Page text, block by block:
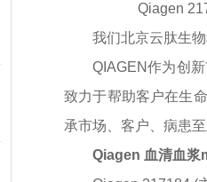
Qiagen
我们北京云肽生
QIAGEN作为创
致力于帮助客户在生
承市场、客户、病患
Qiagen 血清血浆